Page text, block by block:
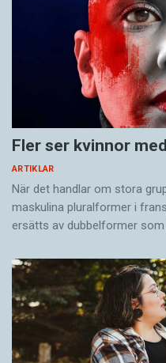
Fler ser kvinnor
ARTIKLAR
När det handlar om stora
maskulina pluralformer i
ersätts av dubbel­former